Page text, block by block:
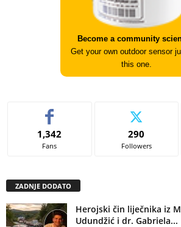
Become a community
Get your own outdoor sensor
this one.
1,342
Fans
290
Followers
ZADNJE DODATO
Herojski čin liječnika iz
Udundžić i dr. Gabriela...